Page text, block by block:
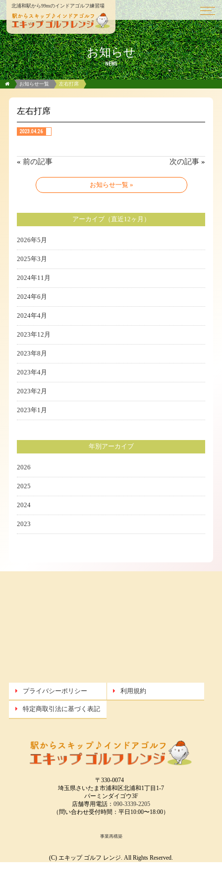
北浦和駅から99mのインドアゴルフ練習場
お知らせ
NEWS
お知らせ一覧 左右打席
アーカイブ（直近12ヶ月）
2026年5月
2025年3月
2024年11月
2024年6月
2024年4月
2023年12月
2023年8月
2023年4月
2023年2月
2023年1月
年別アーカイブ
2026
2025
2024
2023
左右打席
2023.04.26
«前の記事 次の記事»
お知らせ一覧 »
〒330-0074
埼玉県さいたま市浦和区北浦和1丁目1-7
パーミンダイゴウ3F
店舗専用電話： 090-3339-2205
（問い合わせ受付時間：平日10:00〜18:00）
事業再構築
プライバシーポリシー 利用規約
特定商取引法に基づく表記
(C) エキップ ゴルフ レンジ. All Rights Reserved.